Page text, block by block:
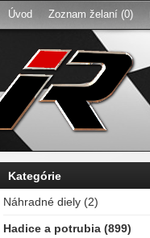
Úvod Zoznam želaní (0)
Kategórie
Náhradné diely (2)
Hadice a potrubia (899)